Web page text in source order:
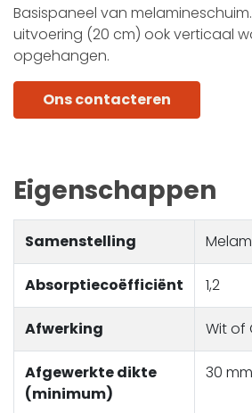
Basispaneel van
uitvoering (20 cm) ook verticaal
opgehangen.
Ons contacteren
Eigenschappen
Samenstelling
Absorptiecoëfficiënt 1,2
Afwerking Wit of
Afgewerkte dikte
(minimum)
30 mm